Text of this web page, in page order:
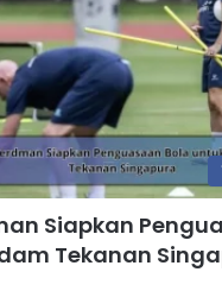
Siapkan
Tekanan